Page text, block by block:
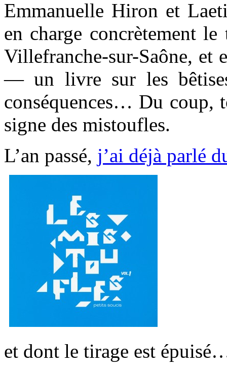
Emmanuelle Hiron et
en charge concrètement
Villefranche-sur-Saône, et
— un livre sur les
conséquences… Du coup,
signe des mistoufles.
L’an passé, j’ai déjà parlé
et dont le tirage est